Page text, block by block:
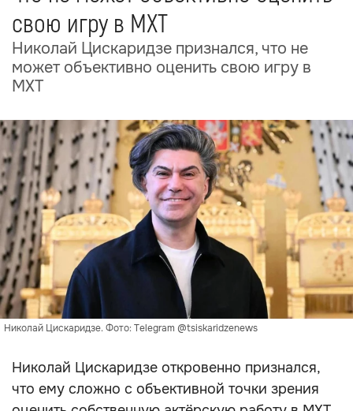
свою игру в МХТ
Николай Цискаридзе признался, что не
может объективно оценить свою игру в
МХТ
Николай Цискаридзе. Фото: Telegram @tsiskaridzenews
Николай Цискаридзе откровенно признался,
что ему сложно с объективной точки зрения